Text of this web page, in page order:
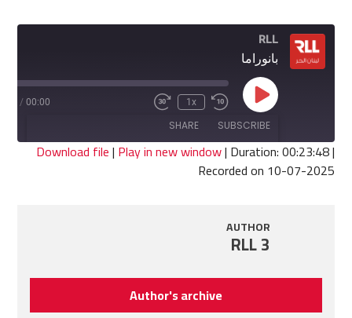
RLL
بانوراما
Play
Episode
Rewind
10
Seconds
1x
Fast
seconds
00:00
/
SUBSCRIBE
SHARE
SHARE
Download file| Play in new window| Duration: 00:23:48|
Recorded on 10-07-2025
AUTHOR
RLL 3
Author's archive